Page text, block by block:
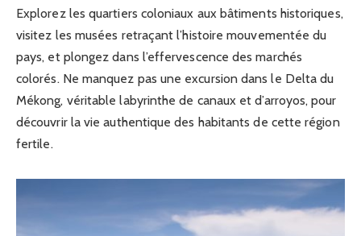
Explorez les quartiers coloniaux aux bâtiments historiques,
visitez les musées retraçant l’histoire mouvementée du
pays, et plongez dans l’effervescence des marchés
colorés. Ne manquez pas une excursion dans le Delta du
Mékong, véritable labyrinthe de canaux et d’arroyos, pour
découvrir la vie authentique des habitants de cette région
fertile.